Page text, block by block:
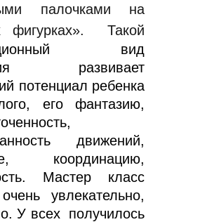
палочками на
фигурках». Такой
вид
развивает
потенциал ребенка
его фантазию,
движений,
координацию,
Мастер класс
увлекательно,
У всех получилось